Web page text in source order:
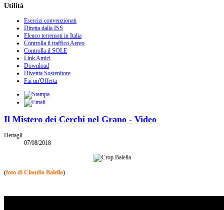
Utilità
Esercizi convenzionati
Diretta dalla ISS
Elenco terremoti in Italia
Controlla il traffico Aereo
Controlla il SOLE
Link Amici
Download
Diventa Sostenitore
Fai un'Offerta
Il Mistero dei Cerchi nel Grano - Video
Dettagli
07/08/2018
(foto di Claudio Balella)